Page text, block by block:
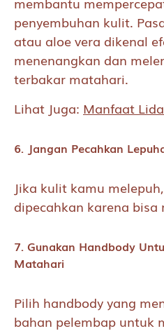
penyembuhan kulit.
atau aloe vera dikenal
menenangkan dan
terbakar matahari.
Lihat Juga: Manfaat
6. Jangan Pecahkan
Jika kulit kamu
dipecahkan karena bisa
7. Gunakan Handbody
Matahari
Pilih handbody yang
bahan pelembap untuk